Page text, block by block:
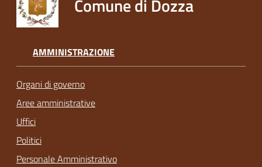
Comune di Dozza
AMMINISTRAZIONE
Organi di governo
Aree amministrative
Uffici
Politici
Personale Amministrativo